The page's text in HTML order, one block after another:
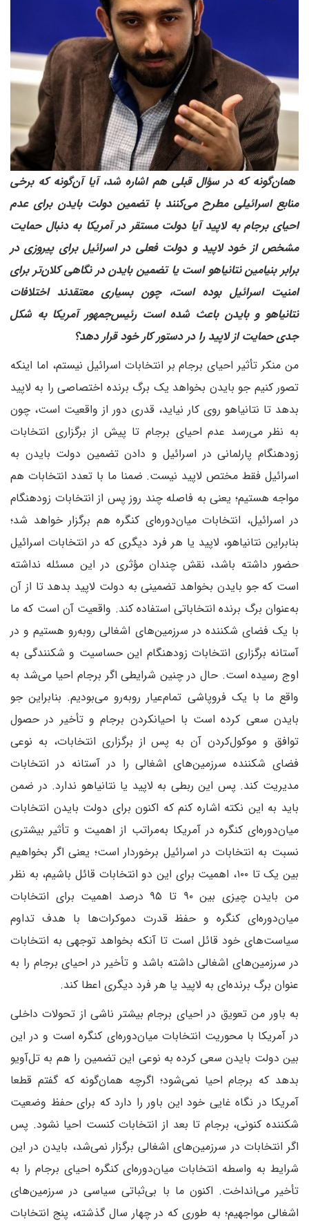
همان‌گونه که در سؤال قبلی هم اشاره شد، آیا آن‌گونه که برخی
منابع اسرائیلی مطرح می‌کنند با تضمین دولت بایدن برای عدم
احیای برجام به لاپید آیا دولت مستقر در آمریکا به دنبال حمایت
مشخص از خود لاپید و دولت فعلی در اسرائیل برای پیروزی در
برابر بنیامین نتانیاهو است یا تضمین بایدن در نگاهی کلان‌تر برای
امنیت اسرائیل بوده است، چون بسیاری معتقدند اختلافات
نتانیاهو و بایدن باعث شده است رئیس‌جمهور آمریکا به شکل
جدی حمایت از لاپید را در دستور کار خود قرار دهد؟
من منکر تأثیر احیای برجام بر انتخابات اسرائیل نیستم، اما اینکه
تصور کنیم جو بایدن بخواهد یک برگ برنده اختصاصی را به لاپید
بدهد تا نتانیاهو روی کار نیاید، قدری دور از واقعیت است، چون
به نظر می‌رسد عدم احیای برجام تا پیش از برگزاری انتخابات
زودهنگام پارلمانی در اسرائیل و دادن تضمین دولت بایدن به
اسرائیل فقط مختص لاپید نیست. ضمنا ما با تعدد انتخابات هم
مواجه هستیم؛ یعنی به فاصله چند روز پس از انتخابات زودهنگام
در اسرائیل، انتخابات میان‌دوره‌ای کنگره هم برگزار خواهد شد؛
بنابراین نتانیاهو، لاپید یا هر فرد دیگری که در انتخابات اسرائیل
حضور داشته باشد، نقش چندان مؤثری در این مسئله نداشته
است که جو بایدن بخواهد تضمینی به دولت لاپید بدهد تا از آن
به‌عنوان برگ برنده انتخاباتی استفاده کند. واقعیت آن است که ما
با یک فضای شکننده در سرزمین‌های اشغالی روبه‌رو هستیم و در
آستانه برگزاری انتخابات زودهنگام این حساسیت و شکنندگی به
اوج رسیده است. حال در چنین شرایطی اگر برجام احیا می‌شد به
واقع ما با یک فروپاشی تمام‌عیار روبه‌رو می‌بودیم. بنابراین جو
بایدن سعی کرده است با احیانکردن برجام و تأخیر در حصول
توافق و موکول‌کردن آن به پس از برگزاری انتخابات، به نوعی
فضای شکننده سرزمین‌های اشغالی را در آستانه در انتخابات
مدیریت کند. پس این ربطی به لاپید یا نتانیاهو ندارد. در ضمن
باید به این نکته اشاره کنم که اکنون برای دولت بایدن انتخابات
میان‌دوره‌ای کنگره در آمریکا به‌مراتب از اهمیت و تأثیر بیشتری
نسبت به انتخابات در اسرائیل برخوردار است؛ یعنی اگر بخواهیم
بین یک تا ۱۰۰، اهمیت برای این دو انتخابات قائل باشیم، به نظر
من بایدن چیزی بین ۹۰ تا ۹۵ درصد اهمیت برای انتخابات
میان‌دوره‌ای کنگره و حفظ قدرت دموکرات‌ها با هدف تداوم
سیاست‌های خود قائل است تا آنکه بخواهد توجهی به انتخابات
در سرزمین‌های اشغالی داشته باشد و تأخیر در احیای برجام را به
عنوان برگ برنده‌ای به لاپید یا هر فرد دیگری اعطا کند.
به باور من تعویق در احیای برجام بیشتر ناشی از تحولات داخلی
در آمریکا با محوریت انتخابات میان‌دوره‌ای کنگره است و در این
بین دولت بایدن سعی کرده به نوعی این تضمین را هم به تل‌آویو
بدهد که برجام احیا نمی‌شود؛ اگرچه همان‌گونه که گفتم قطعا
آمریکا در نگاه غایی خود این باور را دارد که برای حفظ وضعیت
شکننده کنونی، برجام تا بعد از انتخابات کنست احیا نشود. پس
اگر انتخابات در سرزمین‌های اشغالی برگزار نمی‌شد، بایدن در این
شرایط به واسطه انتخابات میان‌دوره‌ای کنگره احیای برجام را به
تأخیر می‌انداخت. اکنون ما با بی‌ثباتی سیاسی در سرزمین‌های
اشغالی مواجهیم؛ به طوری که در چهار سال گذشته، پنج انتخابات